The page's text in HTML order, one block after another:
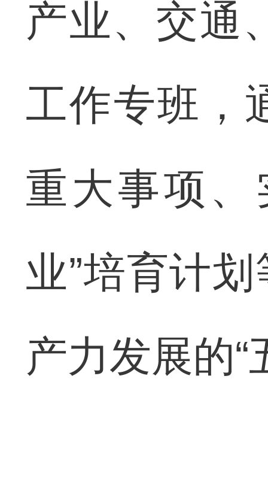
产业、交通
工作专班，
重大事项、
业”培育计
产力发展的